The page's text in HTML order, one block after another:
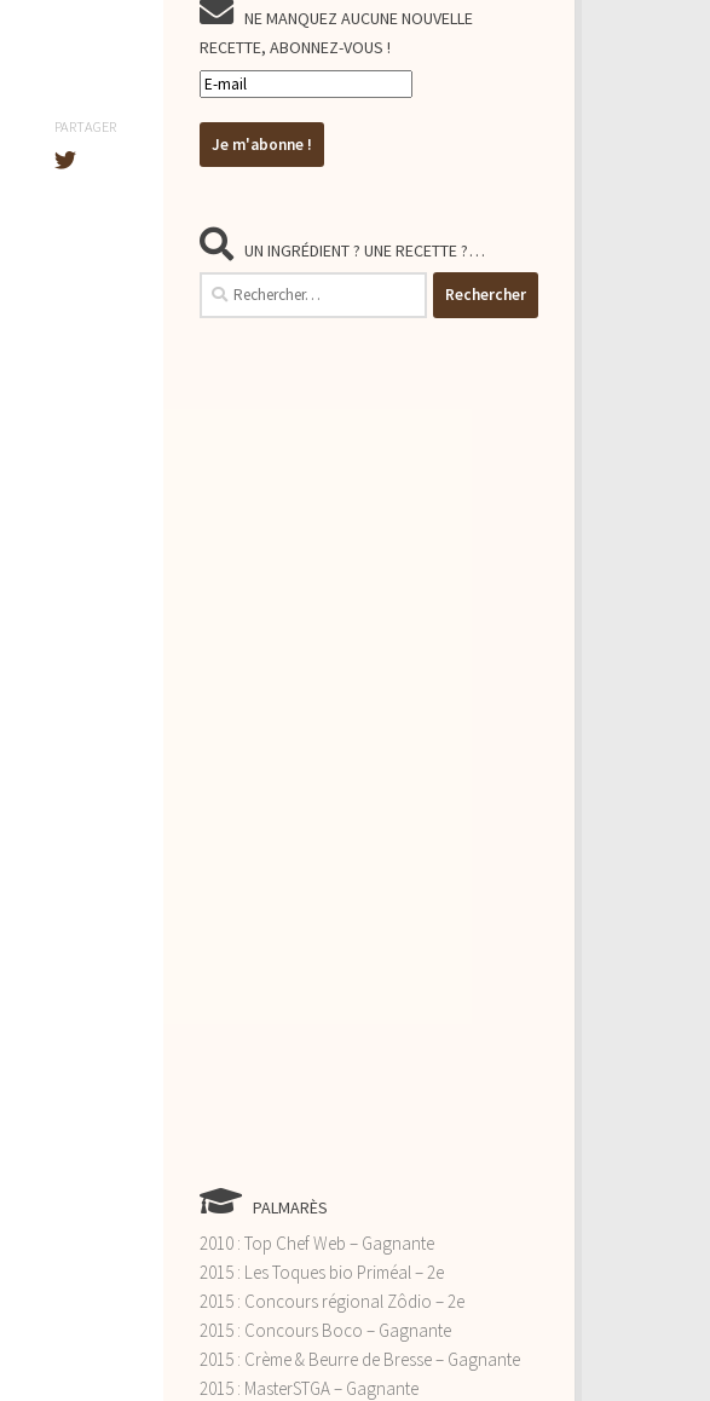
PARTAGER
NE MANQUEZ AUCUNE NOUVELLE
RECETTE, ABONNEZ-VOUS !
UN INGRÉDIENT ? UNE RECETTE ?…
Rechercher :
PALMARÈS
2010 : Top Chef Web – Gagnante
2015 : Les Toques bio Priméal – 2e
2015 : Concours régional Zôdio – 2e
2015 : Concours Boco – Gagnante
2015 : Crème & Beurre de Bresse – Gagnante
2015 : MasterSTGA – Gagnante